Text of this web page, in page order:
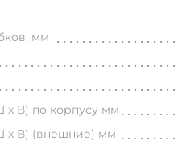
мм
х В) по корпусу мм
х В) (внешние) мм